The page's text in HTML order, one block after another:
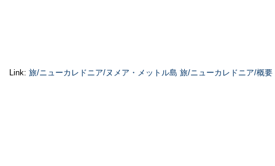
Link: 旅/ニューカレドニア/ヌメア・メットル島 旅/ニューカレドニア/概要